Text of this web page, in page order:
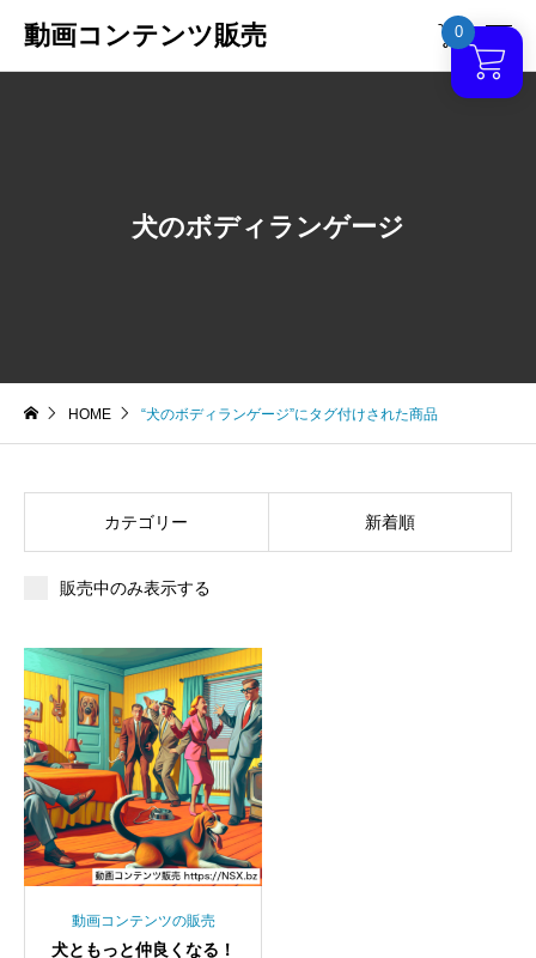
動画コンテンツ販売 
犬のボディランゲージ
HOME “犬のボディランゲージ”にタグ付けされた商品
カテゴリー 新着順
販売中のみ表示する
動画コンテンツの販売
犬ともっと仲良くなる！
0